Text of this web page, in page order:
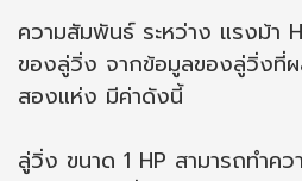
ความสัมพันธ์ ระหว่าง แรงม้า
ของลู่วิ่ง จากข้อมูลของลู่วิ่งที่
สองแห่ง มีค่าดังนี้
ลู่วิ่ง ขนาด 1 HP สามารถทำค